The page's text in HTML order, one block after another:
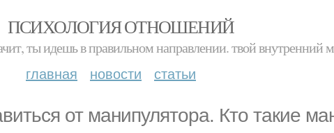
ПСИХОЛОГИЯ ОТНОШЕНИЙ
ты идешь в правильном направлении. твой внутренний
главная новости статьи
от манипулятора. Кто такие